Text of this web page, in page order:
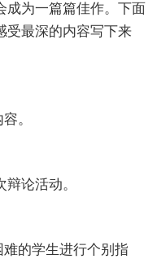
成为一篇篇佳作。下面
受最深的内容写下来
。
论活动。
的学生进行个别指